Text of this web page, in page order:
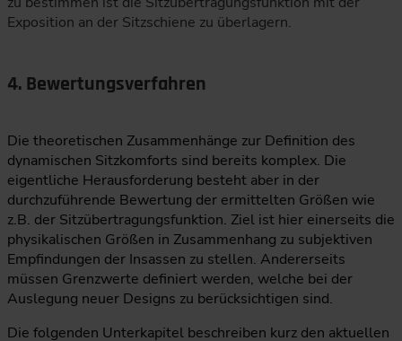
Exposition an der Sitzschiene zu überlagern.
4. Bewertungsverfahren
Die theoretischen Zusammenhänge zur Definition des
dynamischen Sitzkomforts sind bereits komplex. Die
eigentliche Herausforderung besteht aber in der
durchzuführende Bewertung der ermittelten Größen wie
z.B. der Sitzübertragungsfunktion. Ziel ist hier einerseits die
physikalischen Größen in Zusammenhang zu subjektiven
Empfindungen der Insassen zu stellen. Andererseits
müssen Grenzwerte definiert werden, welche bei der
Auslegung neuer Designs zu berücksichtigen sind.
Die folgenden Unterkapitel beschreiben kurz den aktuellen